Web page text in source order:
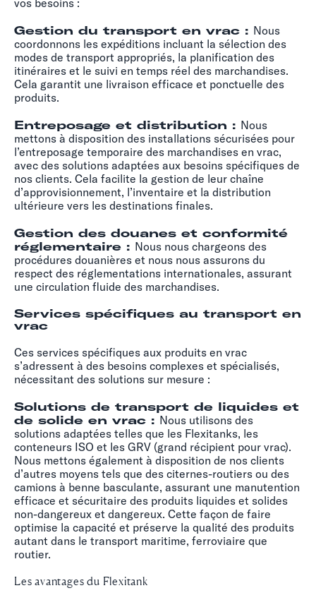
vos besoins :
Gestion du transport en vrac : Nous
coordonnons les expéditions incluant la sélection des
modes de transport appropriés, la planification des
itinéraires et le suivi en temps réel des marchandises.
Cela garantit une livraison efficace et ponctuelle des
produits.
Entreposage et distribution : Nous
mettons à disposition des installations sécurisées pour
l’entreposage temporaire des marchandises en vrac,
avec des solutions adaptées aux besoins spécifiques de
nos clients. Cela facilite la gestion de leur chaîne
d’approvisionnement, l’inventaire et la distribution
ultérieure vers les destinations finales.
Gestion des douanes et conformité
réglementaire : Nous nous chargeons des
procédures douanières et nous nous assurons du
respect des réglementations internationales, assurant
une circulation fluide des marchandises.
Services spécifiques au transport en
vrac
Ces services spécifiques aux produits en vrac
s’adressent à des besoins complexes et spécialisés,
nécessitant des solutions sur mesure :
Solutions de transport de liquides et
de solide en vrac : Nous utilisons des
solutions adaptées telles que les Flexitanks, les
conteneurs ISO et les GRV (grand récipient pour vrac).
Nous mettons également à disposition de nos clients
d’autres moyens tels que des citernes-routiers ou des
camions à benne basculante, assurant une manutention
efficace et sécuritaire des produits liquides et solides
non-dangereux et dangereux. Cette façon de faire
optimise la capacité et préserve la qualité des produits
autant dans le transport maritime, ferroviaire que
routier.
Les avantages du Flexitank